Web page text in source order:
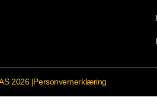
2026 |Personvernerklæring